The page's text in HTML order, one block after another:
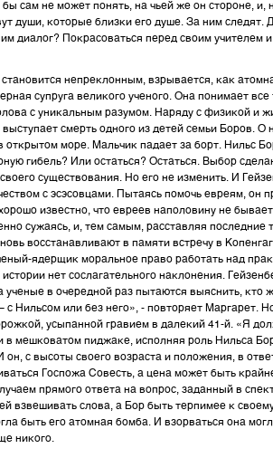
сам не может понять, на чьей же он стороне, и,
души, которые близки его душе. За ним следят.
диалог? Покрасоваться перед своим учителем и
непреклонным, взрывается, как
супруга великого ученого. Она понимает все
с уникальным разумом. Наряду с физикой и
смерть одного из детей семьи Боров. О
море. Мальчик падает за борт. Нильс
гибель? Или остаться? Остаться. Выбор
существования. Но его не изменить. И
с эсэсовцами. Пытаясь помочь евреям, он
известно, что евреев наполовину не
сужаясь, и, тем самым, расставляя последние
восстанавливают в памяти встречу в
ядерщик моральное право работать над
нет сослагательного наклонения.
в очередной раз пытаются выяснить, кто
Нильсом или без него», - повторяет Маргарет.
усыпанной гравием в далекий 41-й. «Я
в мешковатом пиджаке, исполняя роль Нильса
с высоты своего возраста и положения, в
Госпожа Совесть, а цена может быть
прямого ответа на вопрос, заданный в
взвешивать слова, а Бор быть терпимее к
быть его атомная бомба. И взорваться она
никого.